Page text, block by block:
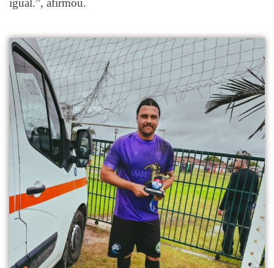
igual.”, afirmou.